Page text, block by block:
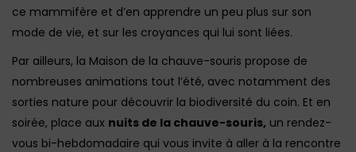
ce mammifère et d’en apprendre un peu plus sur son
mode de vie, et sur les croyances qui lui sont liées.
Par ailleurs, la Maison de la chauve-souris propose de
nombreuses animations tout l’été, avec notamment des
sorties nature pour découvrir la biodiversité du coin. Et en
soirée, place aux nuits de la chauve-souris, un rendez-
vous bi-hebdomadaire qui vous invite à aller à la rencontre